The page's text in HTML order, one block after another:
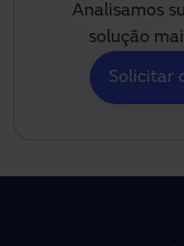
Analisamos
solução
Solicitar